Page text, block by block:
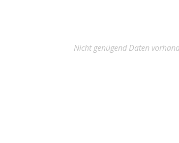
Nicht genügend Daten